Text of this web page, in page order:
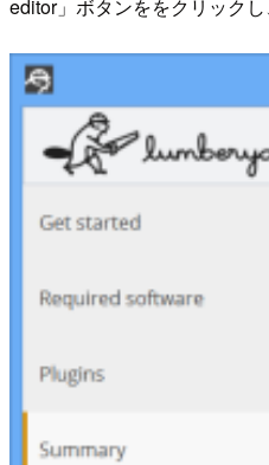
editor」ボタンををクリック